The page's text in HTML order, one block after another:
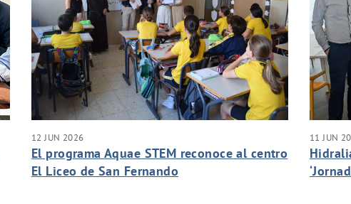
12 JUN 2026
El programa Aquae STEM reconoce al centro
El Liceo de San Fernando
11 JUN